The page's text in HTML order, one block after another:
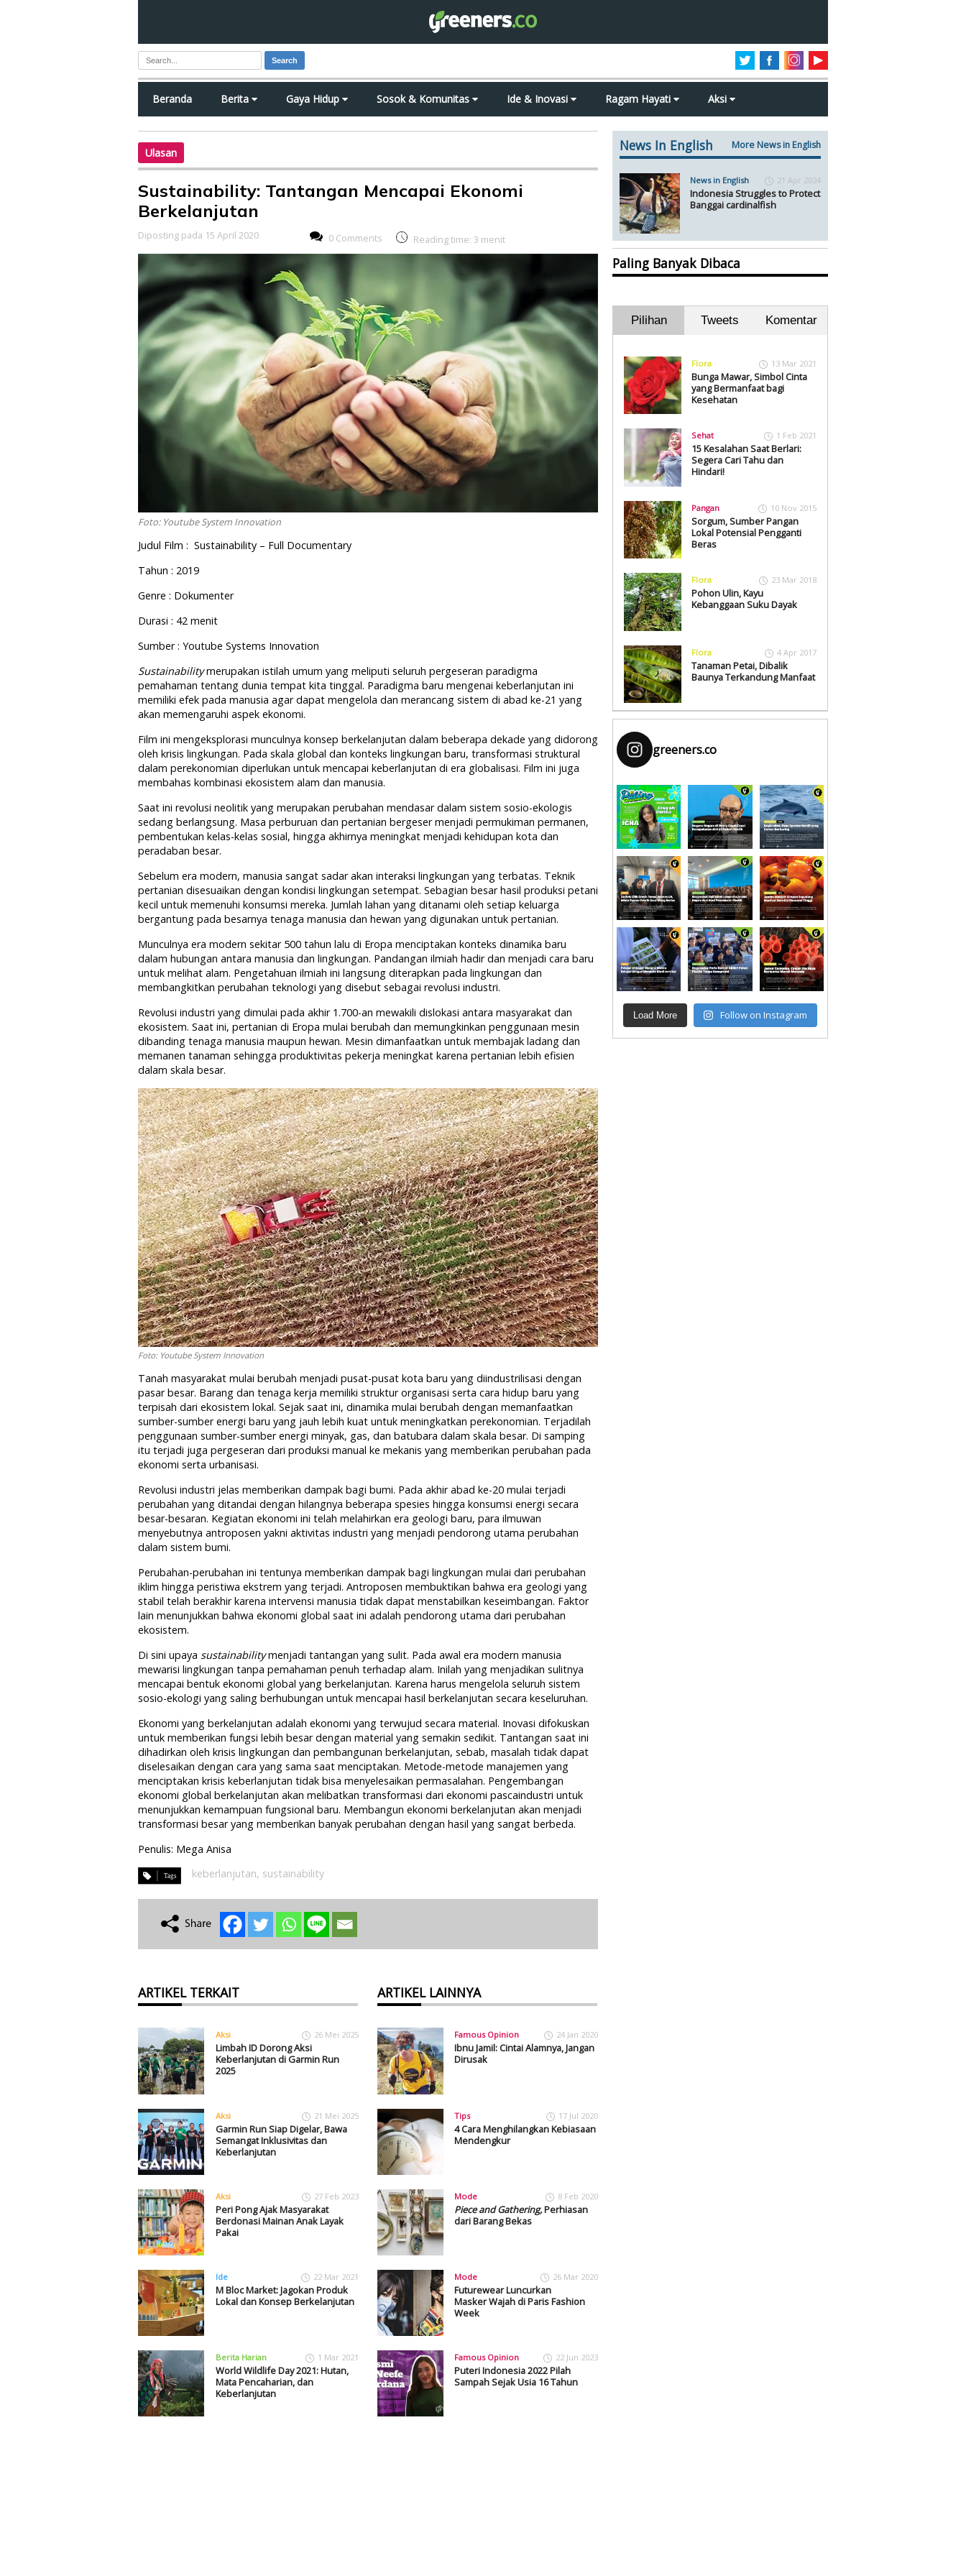
Search
Beranda Berita Gaya Hidup Sosok & Komunitas Ide & Inovasi Ragam Hayati Aksi
Ulasan
Sustainability: Tantangan Mencapai Ekonomi
Berkelanjutan
Diposting pada 15 April 2020 0 Comments Reading time: 3 menit
Foto: Youtube System Innovation
Judul Film : Sustainability – Full Documentary
Tahun : 2019
Genre : Dokumenter
Durasi : 42 menit
Sumber : Youtube Systems Innovation
Sustainability merupakan istilah umum yang meliputi seluruh pergeseran paradigma
pemahaman tentang dunia tempat kita tinggal. Paradigma baru mengenai keberlanjutan ini
memiliki efek pada manusia agar dapat mengelola dan merancang sistem di abad ke-21 yang
akan memengaruhi aspek ekonomi.
Film ini mengeksplorasi munculnya konsep berkelanjutan dalam beberapa dekade yang didorong
oleh krisis lingkungan. Pada skala global dan konteks lingkungan baru, transformasi struktural
dalam perekonomian diperlukan untuk mencapai keberlanjutan di era globalisasi. Film ini juga
membahas kombinasi ekosistem alam dan manusia.
Saat ini revolusi neolitik yang merupakan perubahan mendasar dalam sistem sosio-ekologis
sedang berlangsung. Masa perburuan dan pertanian bergeser menjadi permukiman permanen,
pembentukan kelas-kelas sosial, hingga akhirnya meningkat menjadi kehidupan kota dan
peradaban besar.
Sebelum era modern, manusia sangat sadar akan interaksi lingkungan yang terbatas. Teknik
pertanian disesuaikan dengan kondisi lingkungan setempat. Sebagian besar hasil produksi petani
kecil untuk memenuhi konsumsi mereka. Jumlah lahan yang ditanami oleh setiap keluarga
bergantung pada besarnya tenaga manusia dan hewan yang digunakan untuk pertanian.
Munculnya era modern sekitar 500 tahun lalu di Eropa menciptakan konteks dinamika baru
dalam hubungan antara manusia dan lingkungan. Pandangan ilmiah hadir dan menjadi cara baru
untuk melihat alam. Pengetahuan ilmiah ini langsung diterapkan pada lingkungan dan
membangkitkan perubahan teknologi yang disebut sebagai revolusi industri.
Revolusi industri yang dimulai pada akhir 1.700-an mewakili dislokasi antara masyarakat dan
ekosistem. Saat ini, pertanian di Eropa mulai berubah dan memungkinkan penggunaan mesin
dibanding tenaga manusia maupun hewan. Mesin dimanfaatkan untuk membajak ladang dan
memanen tanaman sehingga produktivitas pekerja meningkat karena pertanian lebih efisien
dalam skala besar.
Foto: Youtube System Innovation
Tanah masyarakat mulai berubah menjadi pusat-pusat kota baru yang diindustrilisasi dengan
pasar besar. Barang dan tenaga kerja memiliki struktur organisasi serta cara hidup baru yang
terpisah dari ekosistem lokal. Sejak saat ini, dinamika mulai berubah dengan memanfaatkan
sumber-sumber energi baru yang jauh lebih kuat untuk meningkatkan perekonomian. Terjadilah
penggunaan sumber-sumber energi minyak, gas, dan batubara dalam skala besar. Di samping
itu terjadi juga pergeseran dari produksi manual ke mekanis yang memberikan perubahan pada
ekonomi serta urbanisasi.
Revolusi industri jelas memberikan dampak bagi bumi. Pada akhir abad ke-20 mulai terjadi
perubahan yang ditandai dengan hilangnya beberapa spesies hingga konsumsi energi secara
besar-besaran. Kegiatan ekonomi ini telah melahirkan era geologi baru, para ilmuwan
menyebutnya antroposen yakni aktivitas industri yang menjadi pendorong utama perubahan
dalam sistem bumi.
Perubahan-perubahan ini tentunya memberikan dampak bagi lingkungan mulai dari perubahan
iklim hingga peristiwa ekstrem yang terjadi. Antroposen membuktikan bahwa era geologi yang
stabil telah berakhir karena intervensi manusia tidak dapat menstabilkan keseimbangan. Faktor
lain menunjukkan bahwa ekonomi global saat ini adalah pendorong utama dari perubahan
ekosistem.
Di sini upaya sustainabilitymenjadi tantangan yang sulit. Pada awal era modern manusia
mewarisi lingkungan tanpa pemahaman penuh terhadap alam. Inilah yang menjadikan sulitnya
mencapai bentuk ekonomi global yang berkelanjutan. Karena harus mengelola seluruh sistem
sosio-ekologi yang saling berhubungan untuk mencapai hasil berkelanjutan secara keseluruhan.
Ekonomi yang berkelanjutan adalah ekonomi yang terwujud secara material. Inovasi difokuskan
untuk memberikan fungsi lebih besar dengan material yang semakin sedikit. Tantangan saat ini
dihadirkan oleh krisis lingkungan dan pembangunan berkelanjutan, sebab, masalah tidak dapat
diselesaikan dengan cara yang sama saat menciptakan. Metode-metode manajemen yang
menciptakan krisis keberlanjutan tidak bisa menyelesaikan permasalahan. Pengembangan
ekonomi global berkelanjutan akan melibatkan transformasi dari ekonomi pascaindustri untuk
menunjukkan kemampuan fungsional baru. Membangun ekonomi berkelanjutan akan menjadi
transformasi besar yang memberikan banyak perubahan dengan hasil yang sangat berbeda.
Penulis: Mega Anisa
keberlanjutan, sustainability
ARTIKEL TERKAIT
Aksi 26 Mei 2025
Limbah ID Dorong Aksi
Keberlanjutan di Garmin Run
2025
Aksi 21 Mei 2025
Garmin Run Siap Digelar, Bawa
Semangat Inklusivitas dan
Keberlanjutan
Aksi 27 Feb 2023
Peri Pong Ajak Masyarakat
Berdonasi Mainan Anak Layak
Pakai
Ide 22 Mar 2021
M Bloc Market: Jagokan Produk
Lokal dan Konsep Berkelanjutan
Berita Harian 1 Mar 2021
World Wildlife Day 2021: Hutan,
Mata Pencaharian, dan
Keberlanjutan
ARTIKEL LAINNYA
Famous Opinion 24 Jan 2020
Ibnu Jamil: Cintai Alamnya, Jangan
Dirusak
Tips 17 Jul 2020
4 Cara Menghilangkan Kebiasaan
Mendengkur
Mode 8 Feb 2020
Piece and Gathering,Perhiasan
dari Barang Bekas
Mode 26 Mar 2020
Futurewear Luncurkan
Masker Wajah di Paris Fashion
Week
Famous Opinion 22 Jun 2023
Puteri Indonesia 2022 Pilah
Sampah Sejak Usia 16 Tahun
News In English More News in English
News in English 21 Apr 2024
Indonesia Struggles to Protect
Banggai cardinalfish
Paling Banyak Dibaca
Pilihan Tweets Komentar
Flora 13 Mar 2021
Bunga Mawar, Simbol Cinta
yang Bermanfaat bagi
Kesehatan
Sehat 1 Feb 2021
15 Kesalahan Saat Berlari:
Segera Cari Tahu dan
Hindari!
Pangan 10 Nov 2015
Sorgum, Sumber Pangan
Lokal Potensial Pengganti
Beras
Flora 23 Mar 2018
Pohon Ulin, Kayu
Kebanggaan Suku Dayak
Flora 4 Apr 2017
Tanaman Petai, Dibalik
Baunya Terkandung Manfaat
greeners.co
Load More Follow on Instagram